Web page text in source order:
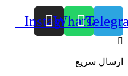
Whatsapp
Instagram
ارسال سریع